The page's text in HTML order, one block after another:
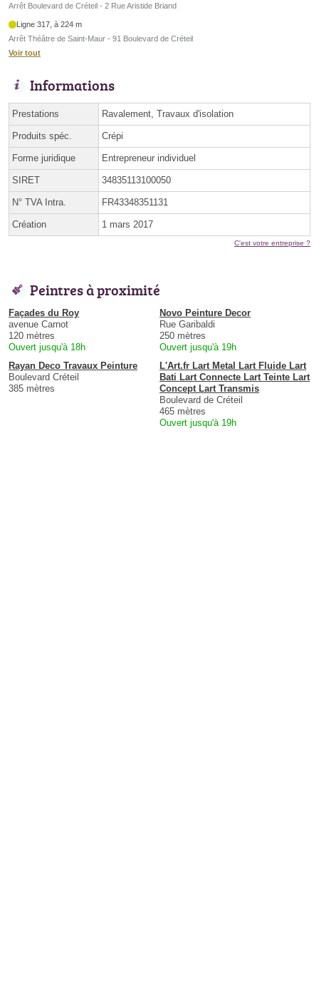
Arrêt Boulevard de Créteil - 2 Rue Aristide Briand
Ligne 317, à 224 m
Arrêt Théâtre de Saint-Maur - 91 Boulevard de Créteil
Voir tout
Informations
Prestations Ravalement, Travaux d'isolation
Produits spéc. Crépi
Forme juridique Entrepreneur individuel
SIRET 34835113100050
N° TVA Intra. FR43348351131
Création 1 mars 2017
C'est votre entreprise ?
Peintres à proximité
Façades du Roy
avenue Carnot
120 mètres
Ouvert jusqu'à 18h
Novo Peinture Decor
Rue Garibaldi
250 mètres
Ouvert jusqu'à 19h
Rayan Deco Travaux Peinture
Boulevard Créteil
385 mètres
L'Art.fr Lart Metal Lart Fluide Lart
Bati Lart Connecte Lart Teinte Lart
Concept Lart Transmis
Boulevard de Créteil
465 mètres
Ouvert jusqu'à 19h